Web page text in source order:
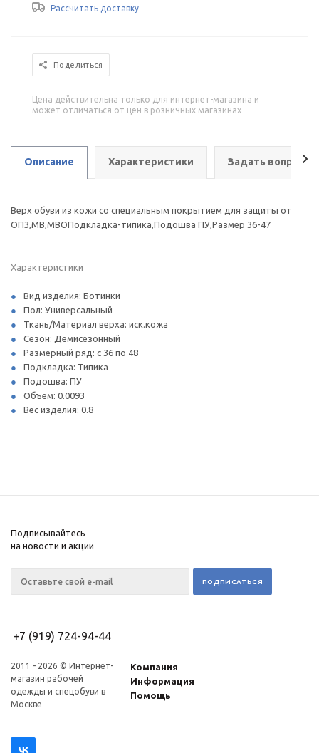
Рассчитать доставку
Поделиться
Цена действительна только для интернет-магазина и
может отличаться от цен в розничных магазинах
Описание Характеристики Задать вопрос
Верх обуви из кожи со специальным покрытием для защиты от
ОПЗ,МВ,МВОПодкладка-типика,Подошва ПУ,Размер 36-47
Характеристики
Вид изделия: Ботинки
Пол: Универсальный
Ткань/Материал верха: иск.кожа
Сезон: Демисезонный
Размерный ряд: с 36 по 48
Подкладка: Типика
Подошва: ПУ
Объем: 0.0093
Вес изделия: 0.8
Подписывайтесь
на новости и акции
+7 (919) 724-94-44
2011 - 2026 © Интернет-
магазин рабочей
одежды и спецобуви в
Москве
Компания
Информация
Помощь